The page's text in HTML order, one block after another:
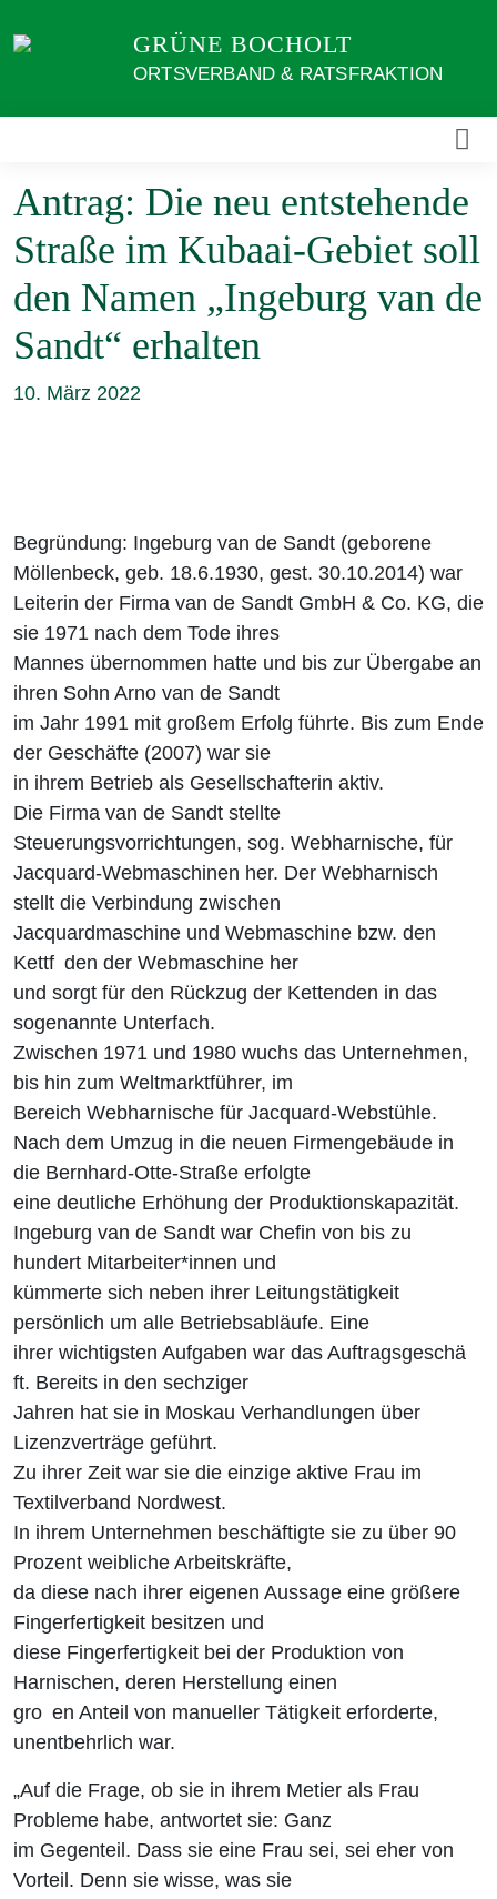
zum
GRÜNE BOCHOLT
ORTSVERBAND & RATSFRAKTION
Antrag: Die neu entstehende
Straße im Kubaai-Gebiet soll
den Namen „Ingeburg van de
Sandt“ erhalten
10. März 2022
Begründung: Ingeburg van de Sandt (geborene
Möllenbeck, geb. 18.6.1930, gest. 30.10.2014) war
Leiterin der Firma van de Sandt GmbH & Co. KG, die
sie 1971 nach dem Tode ihres
Mannes übernommen hatte und bis zur Übergabe an
ihren Sohn Arno van de Sandt
im Jahr 1991 mit großem Erfolg führte. Bis zum Ende
der Geschäfte (2007) war sie
in ihrem Betrieb als Gesellschafterin aktiv.
Die Firma van de Sandt stellte
Steuerungsvorrichtungen, sog. Webharnische, für
Jacquard-Webmaschinen her. Der Webharnisch
stellt die Verbindung zwischen
Jacquardmaschine und Webmaschine bzw. den
Kettf den der Webmaschine her
und sorgt für den Rückzug der Kettenden in das
sogenannte Unterfach.
Zwischen 1971 und 1980 wuchs das Unternehmen,
bis hin zum Weltmarktführer, im
Bereich Webharnische für Jacquard-Webstühle.
Nach dem Umzug in die neuen Firmengebäude in
die Bernhard-Otte-Straße erfolgte
eine deutliche Erhöhung der Produktionskapazität.
Ingeburg van de Sandt war Chefin von bis zu
hundert Mitarbeiter*innen und
kümmerte sich neben ihrer Leitungstätigkeit
persönlich um alle Betriebsabläufe. Eine
ihrer wichtigsten Aufgaben war das Auftragsgeschä
ft. Bereits in den sechziger
Jahren hat sie in Moskau Verhandlungen über
Lizenzverträge geführt.
Zu ihrer Zeit war sie die einzige aktive Frau im
Textilverband Nordwest.
In ihrem Unternehmen beschäftigte sie zu über 90
Prozent weibliche Arbeitskräfte,
da diese nach ihrer eigenen Aussage eine größere
Fingerfertigkeit besitzen und
diese Fingerfertigkeit bei der Produktion von
Harnischen, deren Herstellung einen
gro en Anteil von manueller Tätigkeit erforderte,
unentbehrlich war.
„Auf die Frage, ob sie in ihrem Metier als Frau
Probleme habe, antwortet sie: Ganz
im Gegenteil. Dass sie eine Frau sei, sei eher von
Vorteil. Denn sie wisse, was sie